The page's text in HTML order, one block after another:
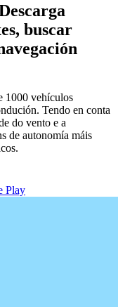
buscar
1000 vehículos
Tendo en conta
do vento e a
de autonomía máis